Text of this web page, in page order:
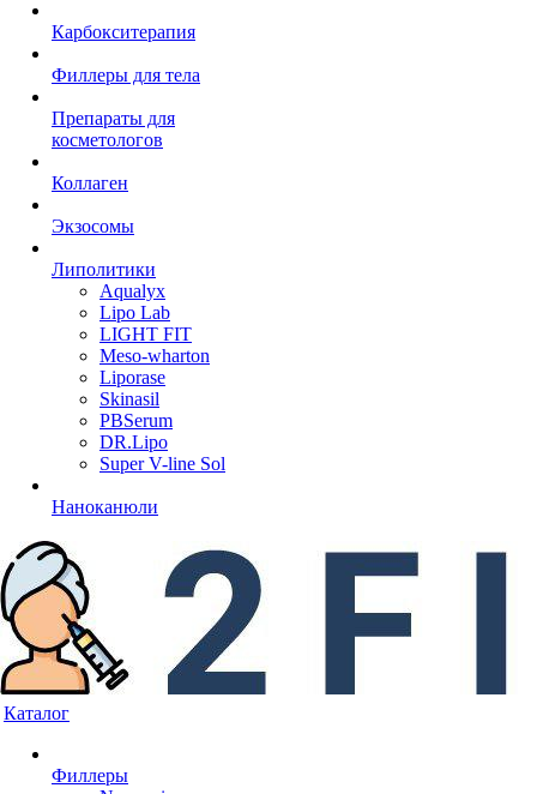
Карбокситерапия
Филлеры для тела
Препараты для
косметологов
Коллаген
Экзосомы
Липолитики
Aqualyx
Lipo Lab
LIGHT FIT
Meso-wharton
Liporase
Skinasil
PBSerum
DR.Lipo
Super V-line Sol
Наноканюли
Каталог
Филлеры